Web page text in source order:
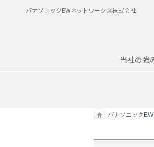
パナソニックEWネットワークス株式会社
当社の強
パナソニック